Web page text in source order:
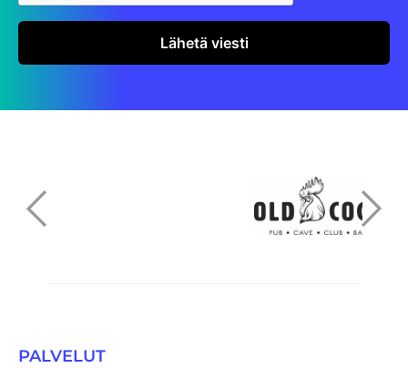
PALVELUT